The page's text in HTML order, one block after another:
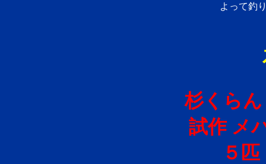
よって釣
杉くら
試作 メ
５